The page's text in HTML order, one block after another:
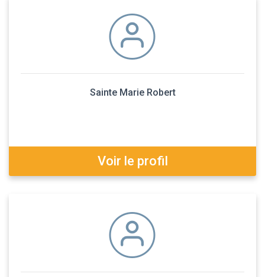
Sainte Marie Robert
Voir le profil